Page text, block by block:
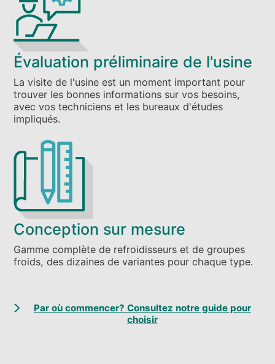
Évaluation préliminaire de l'usine
La visite de l'usine est un moment important pour
trouver les bonnes informations sur vos besoins,
avec vos techniciens et les bureaux d'études
impliqués.
Conception sur mesure
Gamme complète de refroidisseurs et de groupes
froids, des dizaines de variantes pour chaque type.
Par où commencer? Consultez notre guide pour
choisir